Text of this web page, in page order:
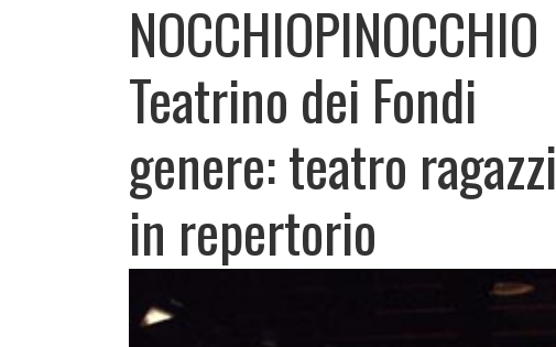
NOCCHIOPINOCCHIO
Teatrino dei Fondi
genere: teatro ragazzi
in repertorio